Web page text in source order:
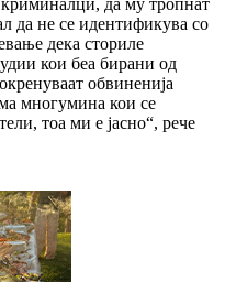
да не се идентификува со
дека сториле
кои беа бирани од
обвиненија
многумина кои се
тоа ми е јасно“, рече